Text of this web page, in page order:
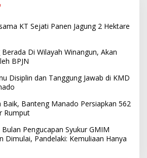
KT Sejati Panen Jagung 2 Hektare
Di Wilayah Winangun, Akan
BPJN
Disiplin dan Tanggung Jawab di KMD
Baik, Banteng Manado Persiapkan 562
Rumput
Pengucapan Syukur GMIM
Dimulai, Pandelaki: Kemuliaan Hanya